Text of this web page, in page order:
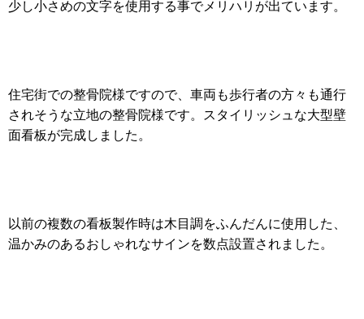
少し小さめの文字を使用する事でメリハリが出ています。
住宅街での整骨院様ですので、車両も歩行者の方々も通行
されそうな立地の整骨院様です。スタイリッシュな大型壁
面看板が完成しました。
以前の複数の看板製作時は木目調をふんだんに使用した、
温かみのあるおしゃれなサインを数点設置されました。